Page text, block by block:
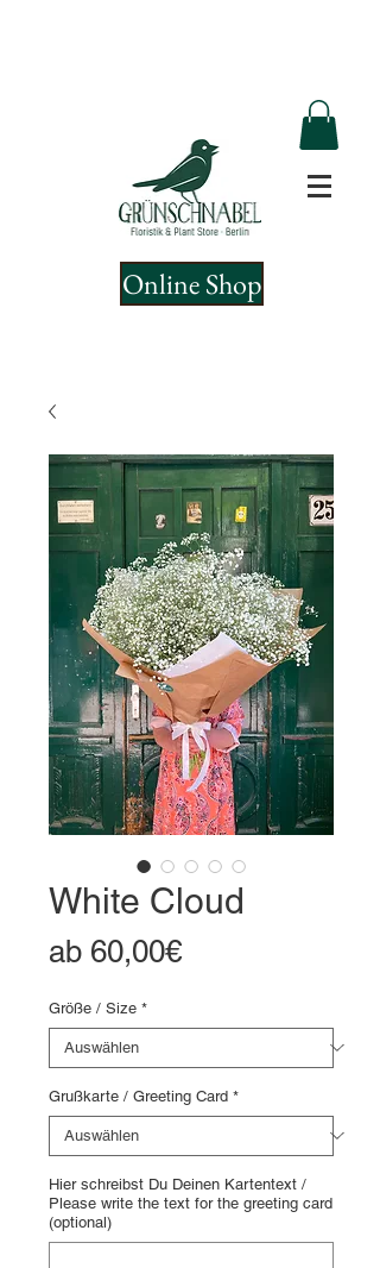
Online Shop
White Cloud
ab 60,00€Sale-
Größe / Size *
Grußkarte / Greeting Card *
Hier schreibst Du Deinen Kartentext /
Please write the text for the greeting card
(optional)